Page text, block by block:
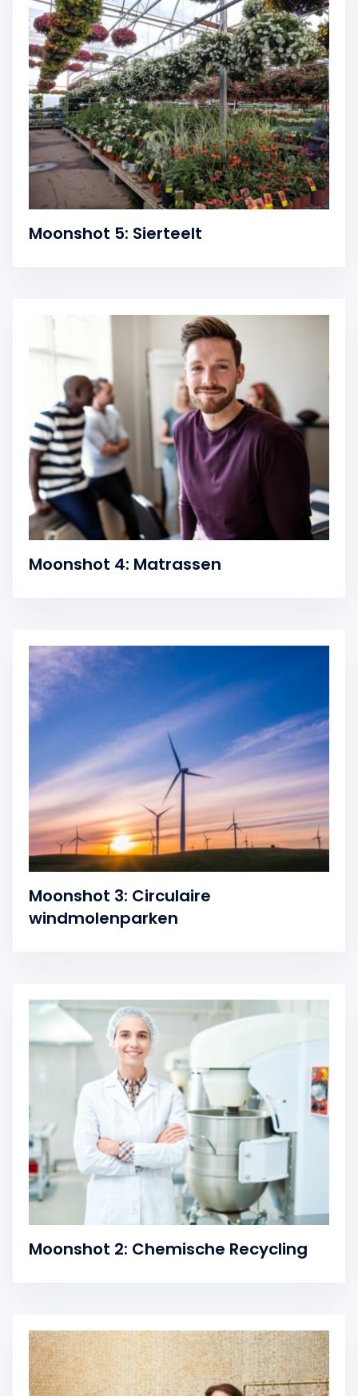
Moonshot 5: Sierteelt
Moonshot 4: Matrassen
Moonshot 3: Circulaire
windmolenparken
Moonshot 2: Chemische Recycling